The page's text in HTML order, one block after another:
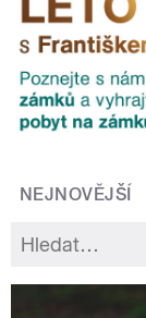
NEJNOVĚJŠÍ